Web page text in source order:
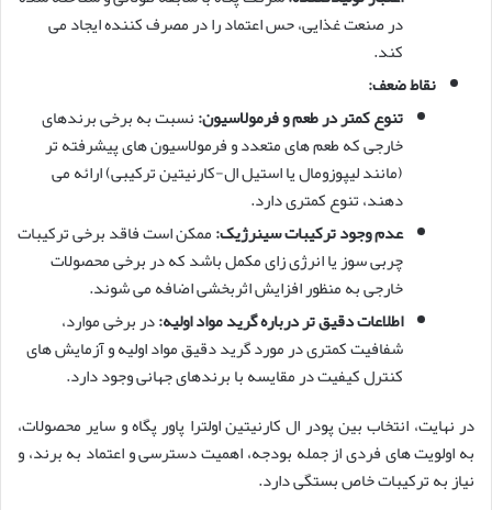
در صنعت غذایی، حس اعتماد را در مصرف کننده ایجاد می
کند.
نقاط ضعف:
تنوع کمتر در طعم و فرمولاسیون:نسبت به برخی برندهای
خارجی که طعم های متعدد و فرمولاسیون های پیشرفته تر
(مانند لیپوزومال یا استیل ال-کارنیتین ترکیبی) ارائه می
دهند، تنوع کمتری دارد.
عدم وجود ترکیبات سینرژیک:ممکن است فاقد برخی ترکیبات
چربی سوز یا انرژی زای مکمل باشد که در برخی محصولات
خارجی به منظور افزایش اثربخشی اضافه می شوند.
اطلاعات دقیق تر درباره گرید مواد اولیه:در برخی موارد،
شفافیت کمتری در مورد گرید دقیق مواد اولیه و آزمایش های
کنترل کیفیت در مقایسه با برندهای جهانی وجود دارد.
در نهایت، انتخاب بین پودر ال کارنیتین اولترا پاور پگاه و سایر محصولات،
به اولویت های فردی از جمله بودجه، اهمیت دسترسی و اعتماد به برند، و
نیاز به ترکیبات خاص بستگی دارد.